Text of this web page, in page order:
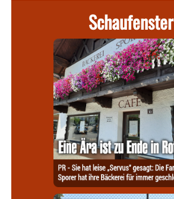
Schaufenster